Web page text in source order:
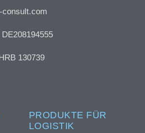
consult.com
130739
PRODUKTE FÜR
LOGISTIK